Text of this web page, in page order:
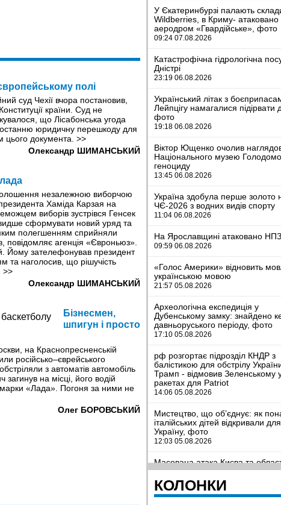
полі
суд Чехії вчора постановив,
країни. Суд не
що Лісабонська угода
останню юридичну перешкоду для
цього документа. >>
Олександр ШИМАНСЬКИЙ
незалежною виборчою
Хаміда Карзая на
виборів зустрівся Генсек
сформувати новий уряд та
полегшенням сприйняли
повідомляє агенція «Євроньюз».
Йому зателефонував президент
та наголосив, що рішучість
>>
Олександр ШИМАНСЬКИЙ
Бізнесмен,
шпигун і просто
на Краснопресненській
російсько–єврейського
з автоматів автомобіль
на місці, його водій
марки «Лада». Погоня за ними не
Олег БОРОВСЬКИЙ
У Єкатеринбурзі палають
Wildberries, в Криму- атаковано
аеродром «Гвардійське», фото
09:24 07.08.2026
Катастрофічна гідрологічна
Дністрі
23:19 06.08.2026
Український літак з
Лейпцігу намагалися підірвати
фото
19:18 06.08.2026
Віктор Ющенко очолив
Національного музею
геноциду
13:45 06.08.2026
Україна здобула перше золото
ЧЄ-2026 з водних видів спорту
11:04 06.08.2026
На Ярославщині атаковано НПЗ
09:59 06.08.2026
«Голос Америки» відновить
українською мовою
21:57 05.08.2026
Археологічна експедиція у
Дубенському замку: знайдено
давньоруського періоду, фото
17:10 05.08.2026
рф розгортає підрозділ КНДР з
балістикою для обстрілу
Трамп - відмовив Зеленському
ракетах для Patriot
14:06 05.08.2026
Мистецтво, що об’єднує: як
італійських дітей відкривали
Україну, фото
12:03 05.08.2026
Масована атака Києва та
значні руйнування, десятки
поранених, фото
09:41 05.08.2026
КОЛОНКИ